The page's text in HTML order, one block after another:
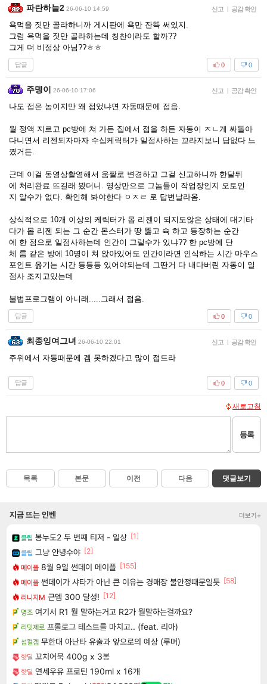
파란하늘2 26-06-10 14:59 신고 | 공감 확인
욕먹을 짓만 골라하니까 게시판에 욕만 잔뜩 써있지.
그럼 욕먹을 짓만 골라하는데 칭찬이라도 할까??
그게 더 비정상 아님??ㅎㅎ
답글 0
0
주뎅이 26-06-10 17:06 신고 | 공감 확인
나도 접은 놈이지만 왜 접었냐면 자동때문에 접음.
월 정액 지르고 pc방에 쳐 가든 집에서 접을 하든 자동이 ㅈㄴ게 싸돌아
다니면서 리젠되자마자 수십케릭터가 일점사하는 꼬라지보니 답없다 느
꼈거든.
근데 이걸 동영상촬영해서 움짤로 변경하고 그걸 신고하니까 한달뒤
에 처리완료 뜨길래 봤더니. 영상만으로 그놈들이 작업장인지 오토인
지 알수가 없다. 확인해 봐야한다 ㅇㅈㄹ 로 답변날라옴.
상식적으로 10개 이상의 케릭터가 몹 리젠이 되지도않은 상태에 대기타
다가 몹 리젠 되는 그 순간 몬스터가 땅 뚫고 슉 하고 등장하는 순간
에 한 점으로 일점사하는데 인간이 그럴수가 있냐?? 한 pc방에 단
체 룸 같은 방에 10명이 쳐 앉아있어도 인간이라면 인식하는 시간 마우스
포인트 옮기는 시간 등등등 있어야되는데 그딴거 다 내다버린 자동이 일
점사 조지고있는데
불법프로그램이 아니래.....그래서 접음.
답글 0
0
최종잉여그녀 26-06-10 22:01 신고 | 공감 확인
주위에서 자동때문에 겜 못하겠다고 많이 접드라
답글 0
0
새로고침
등록
목록 본문 이전 다음 댓글보기
지금 뜨는 인벤 더보기+
클립 봉누도2 두 번째 티저 - 일상 [1]
클립 그냥 안녕수야 [2]
메이플 8월 9일 썬데이 메이플 [155]
메이플 썬데이가 샤타가 아닌 큰 이유는 경매장 불안정때문일듯 [58]
리니지M 근뎀 300 달성! [12]
명조 여기서 R1 뭘 말하는거고 R2가 뭘말하는걸까요?
리밋제로 프롤로그 테스트를 마치고.. (feat. 리아)
섭컬겜 무한대 아난타 유출과 앞으로의 예상 (루머)
핫딜 꼬치어묵 400g x 3봉
핫딜 연세우유 프로틴 190ml x 16개